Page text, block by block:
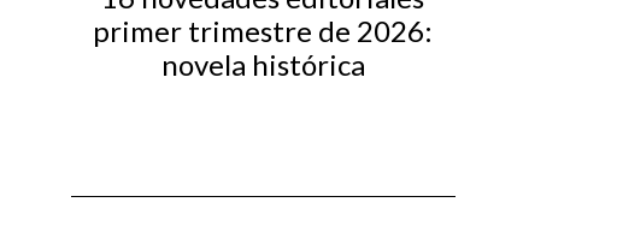
primer trimestre de 2026:
novela histórica